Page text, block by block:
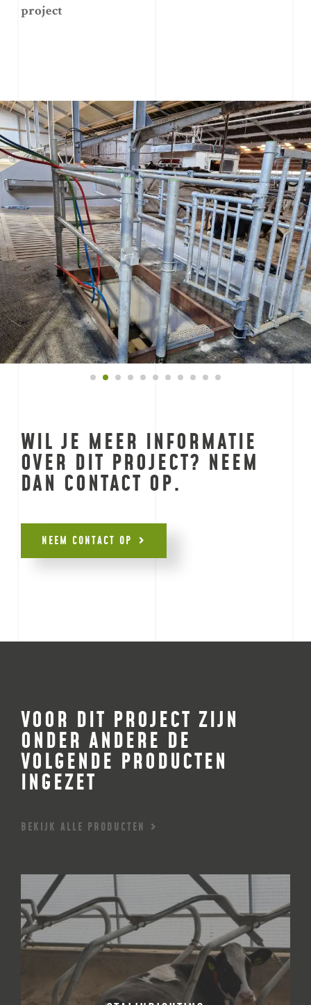
project
WIL JE MEER INFORMATIE
OVER DIT PROJECT? NEEM
DAN CONTACT OP.
NEEM CONTACT OP
VOOR DIT PROJECT ZIJN
ONDER ANDERE DE
VOLGENDE PRODUCTEN
INGEZET
BEKIJK ALLE PRODUCTEN